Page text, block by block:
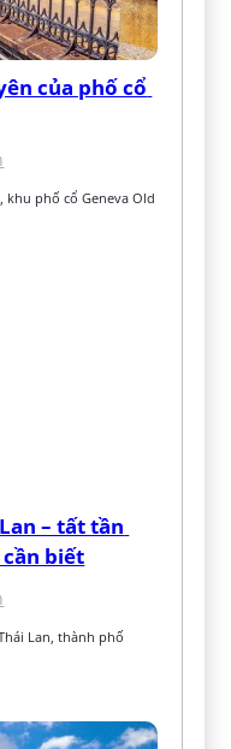
của phố cổ
khu phố cổ Geneva Old
– tất tần
biết
Lan, thành phố